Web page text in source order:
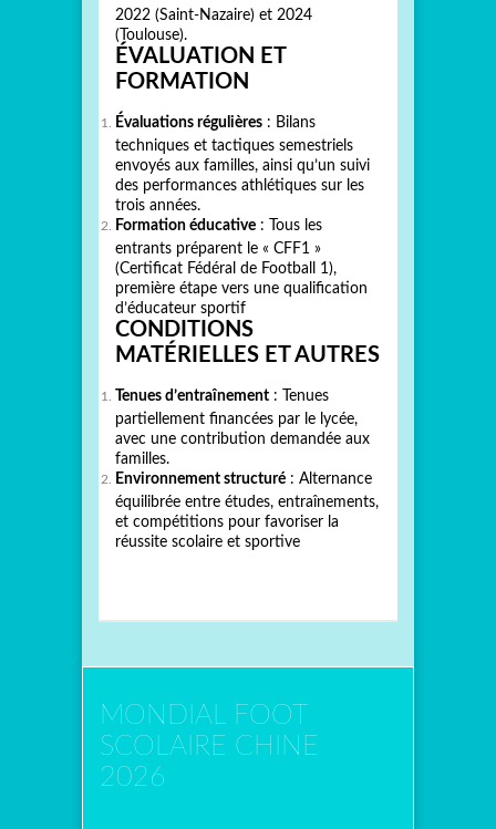
2022 (Saint-Nazaire) et 2024
(Toulouse).
ÉVALUATION ET
FORMATION
Évaluations régulières : Bilans
techniques et tactiques semestriels
envoyés aux familles, ainsi qu’un suivi
des performances athlétiques sur les
trois années.
Formation éducative : Tous les
entrants préparent le « CFF1 »
(Certificat Fédéral de Football 1),
première étape vers une qualification
d’éducateur sportif
CONDITIONS
MATÉRIELLES ET AUTRES
Tenues d’entraînement : Tenues
partiellement financées par le lycée,
avec une contribution demandée aux
familles.
Environnement structuré : Alternance
équilibrée entre études, entraînements,
et compétitions pour favoriser la
réussite scolaire et sportive
MONDIAL FOOT
SCOLAIRE CHINE
2026